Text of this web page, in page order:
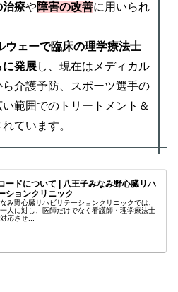
治療や障害の改善に用いられ
ウェーで臨床の理学療法士
に発展し、現在はメディカル
介護予防、スポーツ選手の
範囲でのトリートメント＆
ています。
ードについて | 八王子みなみ野心臓リハ
ションクリニック
み野心臓リハビリテーションクリニックでは、
人に対し、医師だけでなく看護師・理学療法士
応させ...